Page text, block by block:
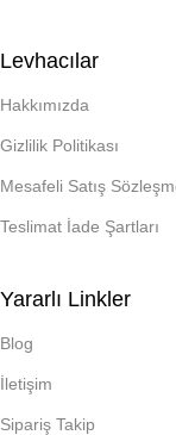
Levhacılar
Hakkımızda
Gizlilik Politikası
Mesafeli Satış
Teslimat İade Şartları
Yararlı Linkler
Blog
İletişim
Sipariş Takip